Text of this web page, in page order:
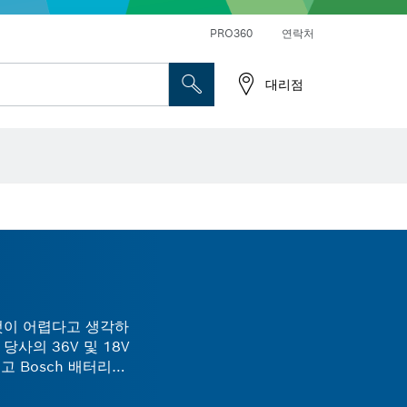
PRO360 연락처
대리점
어렵다고 생각하
당사의 36V 및 18V
Bosch 배터리로